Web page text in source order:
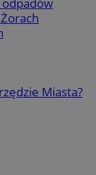
Miasta?